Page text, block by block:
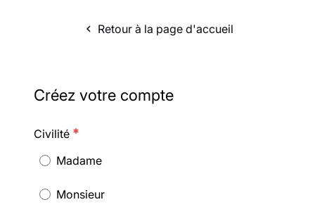
navigate_before Retour à la page d'accueil
Créez votre compte
Civilité emergency
Madame
Monsieur